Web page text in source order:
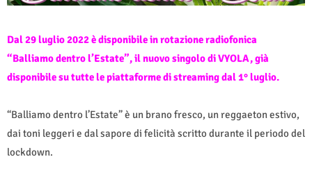
Dal 29 luglio 2022 è disponibile in rotazione radiofonica
“Balliamo dentro l’Estate”, il nuovo singolo di VYOLA, già
disponibile su tutte le piattaforme di streaming dal 1° luglio.
“Balliamo dentro l’Estate” è un brano fresco, un reggaeton estivo,
dai toni leggeri e dal sapore di felicità scritto durante il periodo del
lockdown.